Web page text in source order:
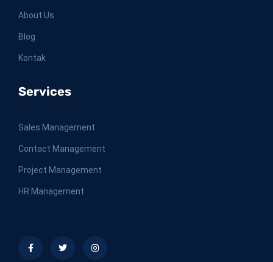
About Us
Blog
Kontak
Services
Sales Management
Contact Management
Project Management
HR Management